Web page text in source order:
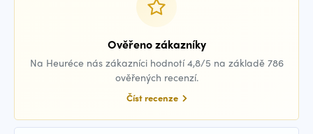
Ověřeno zákazníky
Na Heuréce nás zákazníci hodnotí 4,8/5 na základě 786
ověřených recenzí.
Číst recenze